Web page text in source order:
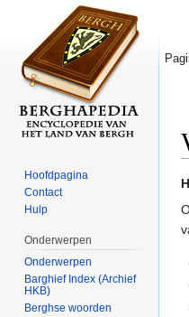
Hoofdpagina
Contact
Hulp
Onderwerpen
Onderwerpen
Barghief Index (Archief
HKB)
Berghse woorden